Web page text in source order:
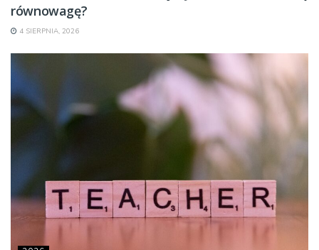
równowagę?
4 SIERPNIA, 2026